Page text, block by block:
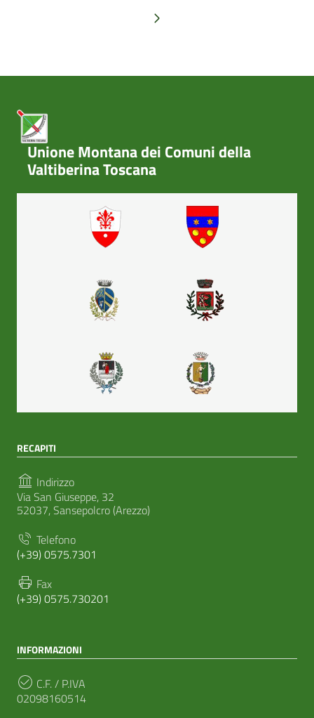
Pagina successiva
Unione Montana dei Comuni della
Valtiberina Toscana
RECAPITI
Indirizzo
Via San Giuseppe, 32
52037, Sansepolcro (Arezzo)
Telefono
(+39) 0575.7301
Fax
(+39) 0575.730201
INFORMAZIONI
C.F. / P.IVA
02098160514